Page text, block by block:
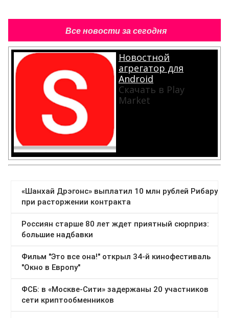
Все новости за сегодня
Новостной
агрегатор для
Android
Скачать в Play
Market